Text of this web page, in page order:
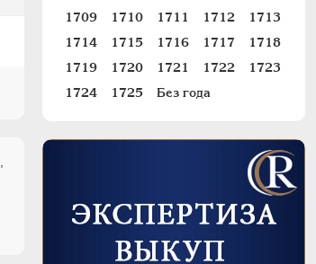
1709
1710 1711 1712
1713
1714
1715 1716 1717
1718
1719
1720 1721 1722
1723
1724
1725 Без года